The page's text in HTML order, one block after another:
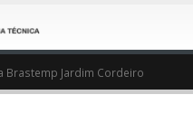
Brastemp Jardim Cordeiro